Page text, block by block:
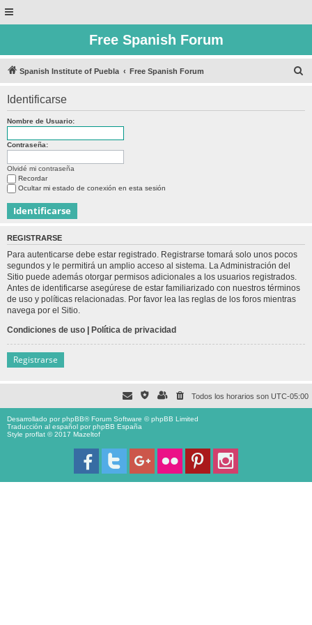
Free Spanish Forum
Spanish Institute of Puebla Free Spanish Forum
Identificarse
Nombre de Usuario:
Contraseña:
Olvidé mi contraseña
Recordar
Ocultar mi estado de conexión en esta sesión
REGISTRARSE
Para autenticarse debe estar registrado. Registrarse tomará solo unos pocos
segundos y le permitirá un amplio acceso al sistema. La Administración del
Sitio puede además otorgar permisos adicionales a los usuarios registrados.
Antes de identificarse asegúrese de estar familiarizado con nuestros términos
de uso y políticas relacionadas. Por favor lea las reglas de los foros mientras
navega por el Sitio.
Condiciones de uso | Política de privacidad
Registrarse
Todos los horarios son UTC-05:00
Desarrollado porphpBB® Forum Software © phpBB Limited
Traducción al español porphpBB España
Style proflat © 2017 Mazeltof